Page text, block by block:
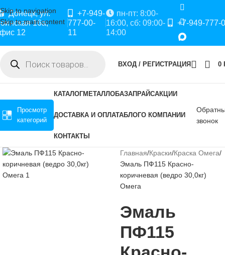
Skip to navigation
Skip to main content
Донецк, ул.
16а,
12
+7-949-
777-00-
11
пн-пт: 8:00-
16:00, сб: 09:00-
14:00
+7-949-777-
ВХОД / РЕГИСТРАЦИЯ 0
Просмотр
категорий
КАТАЛОГМЕТАЛЛОБАЗАПРАЙСАКЦИИ
ДОСТАВКА И ОПЛАТАБЛОГО КОМПАНИИ
КОНТАКТЫ
звонок
Главная Краски Краска Омега
Эмаль ПФ115 Красно-
коричневая (ведро 30,0кг)
Омега
Эмаль
ПФ115